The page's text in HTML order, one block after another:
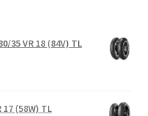
35 VR 18 (84V) TL
(58W) TL